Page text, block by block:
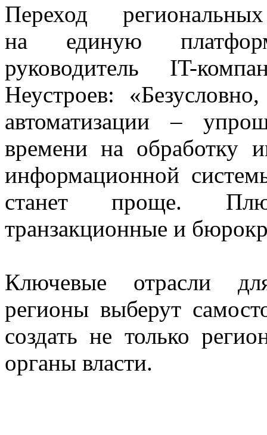
Переход
на единую
руководитель IT-
Неустроев:
автоматизации –
времени на обработку
информационной
станет проще.
транзакционные и
Ключевые отрасли
регионы выберут
создать не только
органы власти.